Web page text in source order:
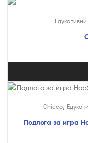
Chicco,
Подлога за игра